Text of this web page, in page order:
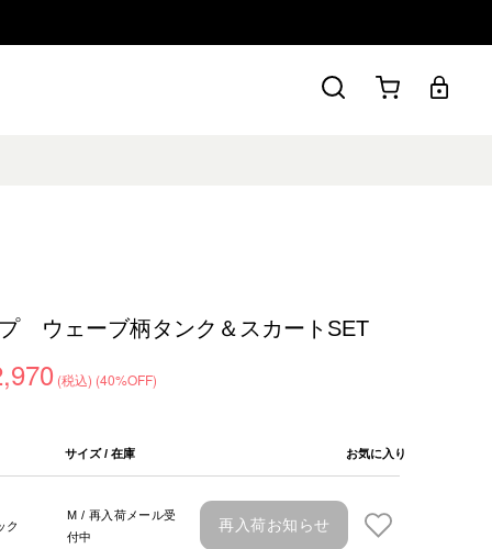
ウェーブ柄タンク＆スカートSET
(税込) (40%OFF)
サイズ / 在庫 お気に入り
ク
M / 再入荷メール受
付中
再入荷お知らせ